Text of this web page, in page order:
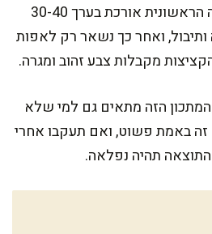
שזה שווה כל רגע. ההכנה הראשונית אורכת בערך 30-40
ותיבול, ואחר כך נשאר רק לאפות
הזה מתאים גם למי שלא
זה באמת פשוט, ואם תעקבו אחרי
תהיה נפלאה.